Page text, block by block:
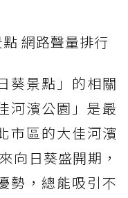
網路聲量排行
葵景點」的相關
河濱公園」是最
市區的大佳河濱
向日葵盛開期，
勢，總能吸引不